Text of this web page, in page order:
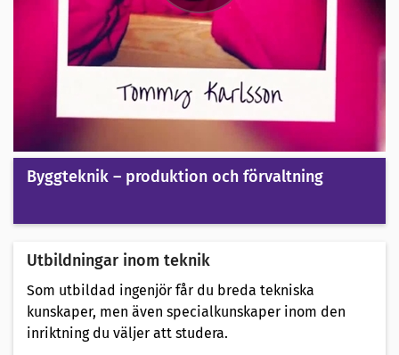
Byggteknik – produktion och förvaltning
Utbildningar inom teknik
Som utbildad ingenjör får du breda tekniska
kunskaper, men även specialkunskaper inom den
inriktning du väljer att studera.